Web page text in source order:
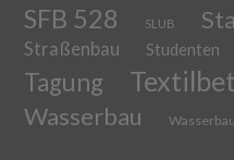
SFB 528 SLUB
Straßenbau Studenten
Tagung
Wasserbau